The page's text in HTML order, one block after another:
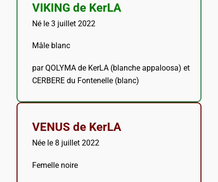
VIKING de KerLA
Né le 3 juillet 2022
Mâle blanc
par QOLYMA de KerLA (blanche appaloosa) et
CERBERE du Fontenelle (blanc)
VENUS de KerLA
Née le 8 juillet 2022
Femelle noire